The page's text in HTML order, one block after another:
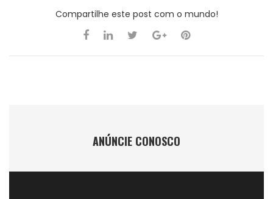
Compartilhe este post com o mundo!
ANÚNCIE CONOSCO